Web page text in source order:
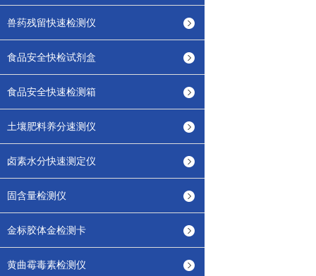
兽药残留快速检测仪
食品安全快检试剂盒
食品安全快速检测箱
土壤肥料养分速测仪
卤素水分快速测定仪
固含量检测仪
金标胶体金检测卡
黄曲霉毒素检测仪